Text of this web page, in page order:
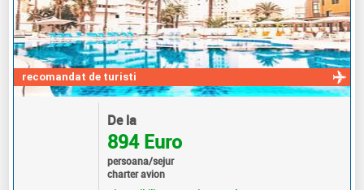
recomandat de turisti
De la
894 Euro
persoana/sejur
charter avion